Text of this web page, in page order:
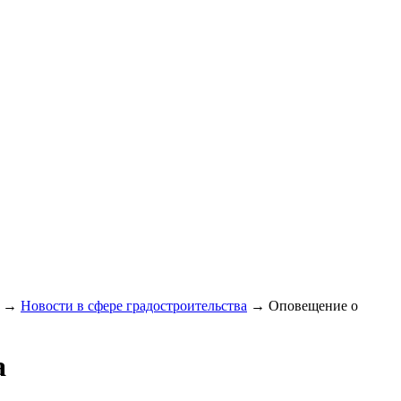
→ Новости в сфере градостроительства → Оповещение о